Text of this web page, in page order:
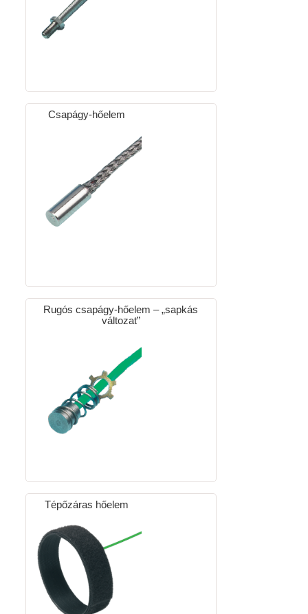
Csapágy-hőelem
Rugós csapágy-hőelem – „sapkás
változat”
Tépőzáras hőelem